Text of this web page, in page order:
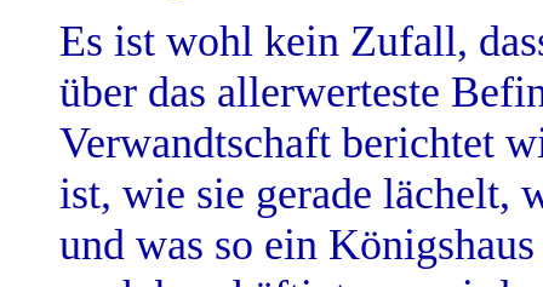
Es ist wohl kein Zufall,
über das allerwerteste
Verwandtschaft berichtet
ist, wie sie gerade lächelt,
und was so ein